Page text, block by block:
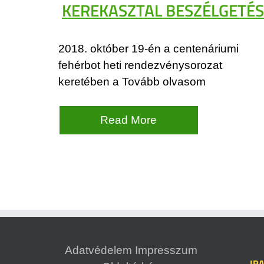
KEREKASZTAL BESZÉLGETÉS
2018. október 19-én a centenáriumi
fehérbot heti rendezvénysorozat
keretében a Tovább olvasom
Read More
Adatvédelem Impresszum